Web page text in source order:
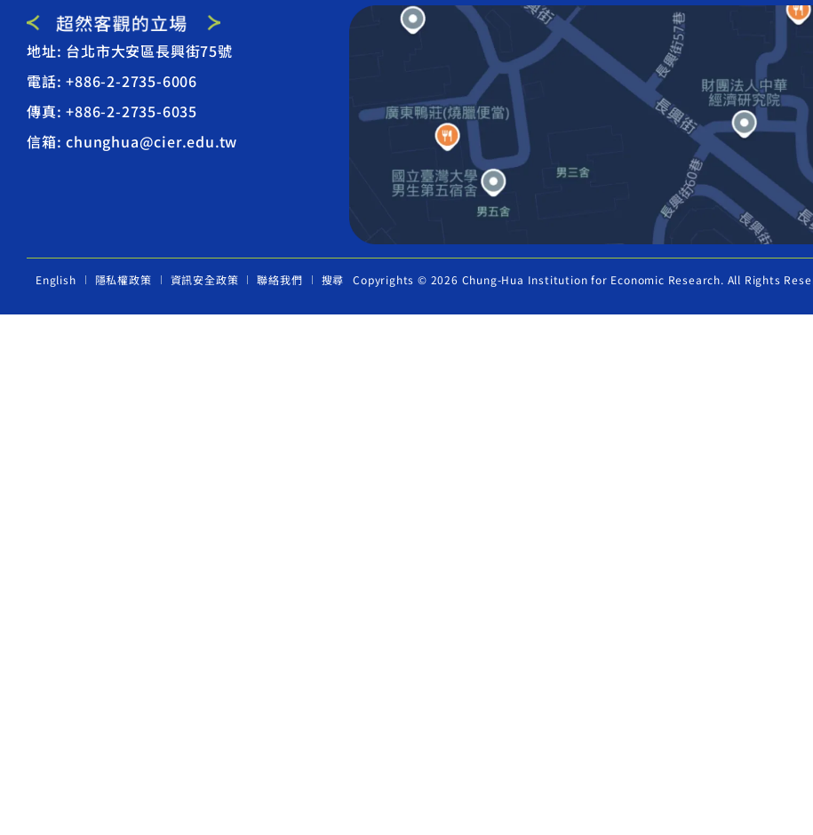
地址: 台北市大安區長興街75號
電話: +886-2-2735-6006
傳真: +886-2-2735-6035
信箱: chunghua@cier.edu.tw
English 隱私權政策 資訊安全政策 聯絡我們 搜尋 Copyrights © 2026 Chung-Hua Institution for Economic Research. All Rights